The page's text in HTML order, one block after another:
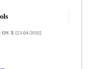
OS X[13-04-2016]